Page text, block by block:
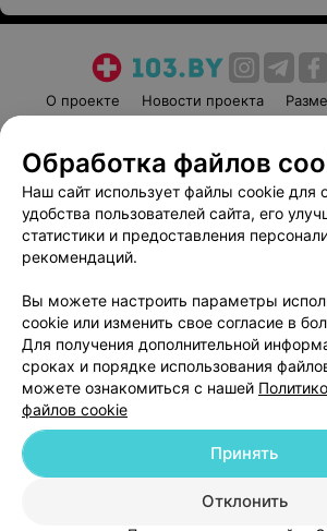
О проекте Новости проекта
Пользовательское соглашение
Вакансии
Партнеры
Написать руководителю
Обработка персональных
© 2026 ООО «Артокс Лаб», УНП 191700409
|
Служба поддержки +375
Обработка файлов
Наш сайт использует файлы cookie для
удобства пользователей сайта, его
статистики и предоставления
рекомендаций.
Вы можете настроить параметры
cookie или изменить свое согласие в
Для получения дополнительной
сроках и порядке использования
можете ознакомиться с нашей
файлов cookie
Отклонить
Принять